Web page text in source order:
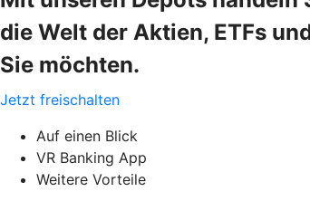
die Welt der Aktien, ETFs
Sie möchten.
Jetzt freischalten
Auf einen Blick
VR Banking App
Weitere Vorteile